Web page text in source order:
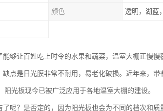
颜色 透明，湖蓝
够让百姓吃上时令的水果和蔬菜，温室大棚正慢慢
点是日光膜非常不耐用，易老化破损。近年来，带
光板现今已被广泛应用于各地温室大棚的建设。
呢？是否定的，因为阳光板也会为不同的档次和质